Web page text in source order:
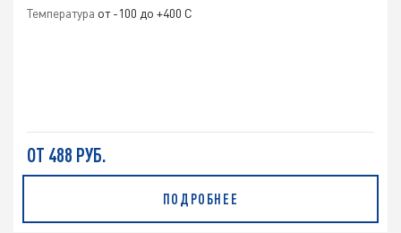
Температура от -100 до +400 С
ОТ 488 РУБ.
ПОДРОБНЕЕ